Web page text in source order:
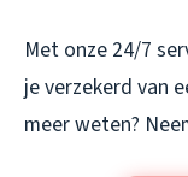
Met onze 24/7
je verzekerd van
meer weten?